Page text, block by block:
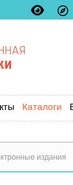
Каталоги
издания